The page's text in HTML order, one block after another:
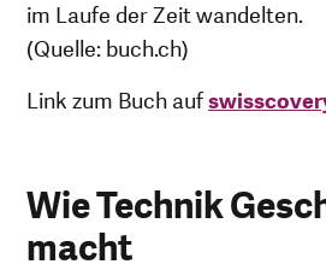
im Laufe der Zeit wandelten.
(Quelle: buch.ch)
Link zum Buch auf
Wie Technik
macht